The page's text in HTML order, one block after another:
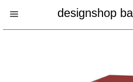
designshop